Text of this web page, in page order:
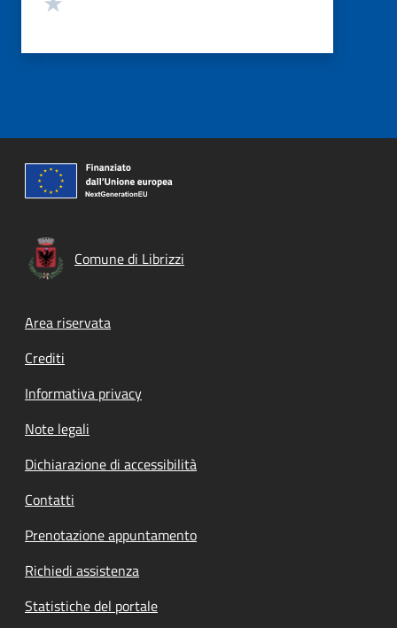
Comune di Librizzi
Footer menu
Area riservata
Crediti
Informativa privacy
Note legali
Dichiarazione di accessibilità
Contatti
Prenotazione appuntamento
Richiedi assistenza
Statistiche del portale